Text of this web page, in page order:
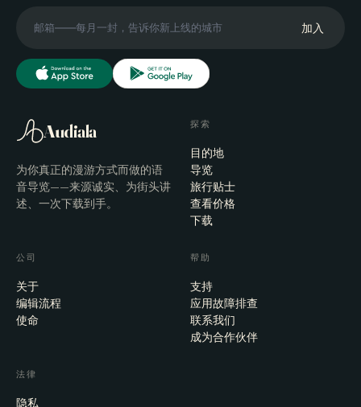
加入
Audiala
为你真正的漫游方式而做的语
音导览——来源诚实、为街头讲
述、一次下载到手。
探索
目的地
导览
旅行贴士
查看价格
下载
公司
关于
编辑流程
使命
帮助
支持
应用故障排查
联系我们
成为合作伙伴
法律
隐私